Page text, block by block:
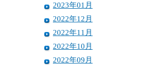
2023年01月
2022年12月
2022年11月
2022年10月
2022年09月